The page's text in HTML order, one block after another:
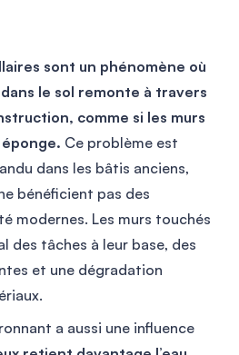
sont un phénomène où
le sol remonte à travers
comme si les murs
Ce problème est
dans les bâtis anciens,
bénéficient pas des
modernes. Les murs touchés
des tâches à leur base, des
et une dégradation
a aussi une influence